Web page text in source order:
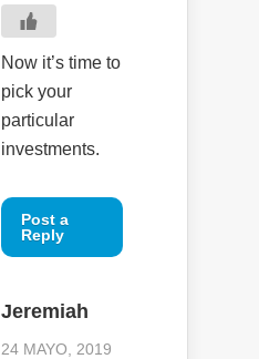
Now it’s time to
pick your
particular
investments.
Post a
Reply
Jeremiah
24 MAYO, 2019